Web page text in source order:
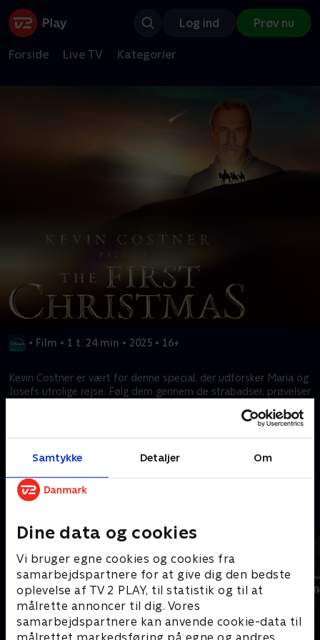
Samtykke Detaljer Om
Dine data og cookies
Vi bruger egne cookies og cookies fra
samarbejdspartnere for at give dig den bedste
oplevelse af TV 2 PLAY, til statistik og til at
målrette annoncer til dig. Vores
samarbejdspartnere kan anvende cookie-data til
Log ind Prøv nu
Forside Live TV Kategorier
• Film • 1 t. 24 min • 2025 • 16+
Kevin Costner er vært for denne special, der udforsker Maria og
Josefs utrolige rejse. Følg dem gennem de strabadser, prøvelser
Kræver tilkøb